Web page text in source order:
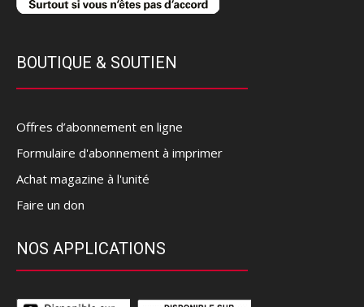
BOUTIQUE & SOUTIEN
Offres d’abonnement en ligne
Formulaire d'abonnement à imprimer
Achat magazine à l'unité
Faire un don
NOS APPLICATIONS